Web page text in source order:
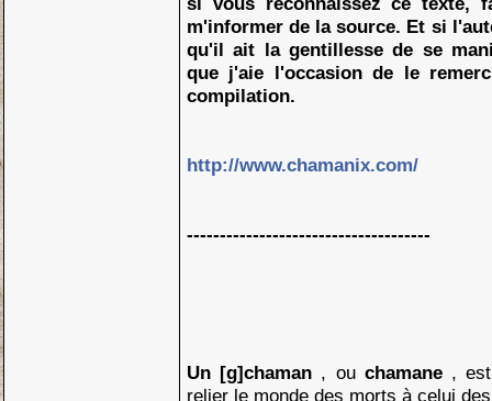
m'informer de la source. Et si
qu'il ait la gentillesse de se
que j'aie l'occasion de le
compilation.
http://www.chamanix.com/
-------------------------------------
Un [g]chaman , ou chamane ,
relier le monde des morts à celui